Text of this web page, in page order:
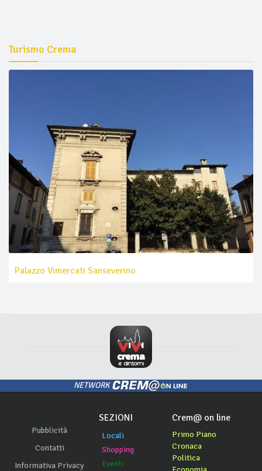
Turismo Crema
Palazzo Vimercati Sanseverino
NETWORK
Pubblicità
Contatti
Informativa Privacy
SEZIONI
Locali
Shopping
Eventi
Crem@ on line
Primo Piano
Cronaca
Politica